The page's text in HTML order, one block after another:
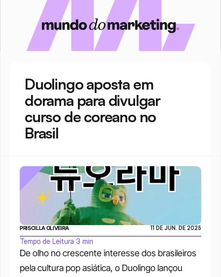
Duolingo aposta em
dorama para divulgar
curso de coreano no
Brasil
De olho no crescente interesse dos brasileiros
pela cultura pop asiática, o Duolingo lançou
PRISCILLA OLIVEIRA 11 DE JUN. DE 2025
Tempo de Leitura 3 min